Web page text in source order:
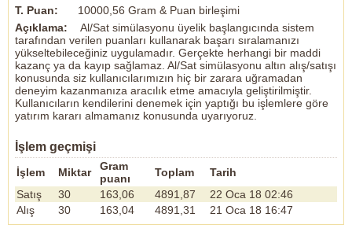
16, En önemlisi bu işi 5 yıl yapan birisi yaşıtlarına oranla 10 yıl
daha yaşlı görünür
ALINIDIR
CAHALET
……
Bir gün Hz. Ali'nin taraftarlarının yoğun olduğu Küfe' den,
bir Arap, devesiyle Şam'a gelmiş.
Şam sokaklarında dolaşırken biri yanaşmış:
“Ver o dişi deveyi bana! ” demiş…
"Bu deve benimdir, üstelik dişi değil, erkektir" diye,
itiraz etmişse de anlaşamamışlar.
Konu Muaviye'ye yansımış.
Halk meydanda toplanmış...
Muaviye, Küfe ‘den gelenle
Şam'da deveye sahip çıkan yerliyi dinledikten sonra, kararını
açıklamış:
T. Puan:
10000,56 Gram & Puan birleşimi
Açıklama:
Al/Sat simülasyonu üyelik başlangıcında sistem
tarafından verilen puanları kullanarak başarı sıralamanızı
yükseltebileceğiniz uygulamadır. Gerçekte herhangi bir maddi
kazanç ya da kayıp sağlamaz. Al/Sat simülasyonu altın alış/satışı
konusunda siz kullanıcılarımızın hiç bir zarara uğramadan
deneyim kazanmanıza aracılık etme amacıyla geliştirilmiştir.
Kullanıcıların kendilerini denemek için yaptığı bu işlemlere göre
yatırım kararı almamanız konusunda uyarıyoruz.
İşlem geçmişi
İşlem Miktar
Gram
puanı
Toplam
Tarih
Satış
30 163,06 4891,87
22 Oca 18 02:46
Alış
30 163,04 4891,31 21 Oca 18 16:47